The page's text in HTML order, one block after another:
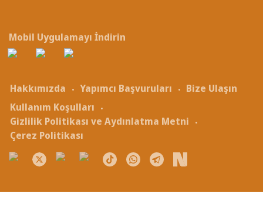
Mobil Uygulamayı İndirin
Hakkımızda Yapımcı Başvuruları
Bize Ulaşın
Kullanım Koşulları
Gizlilik Politikası ve Aydınlatma Metni
Çerez Politikası